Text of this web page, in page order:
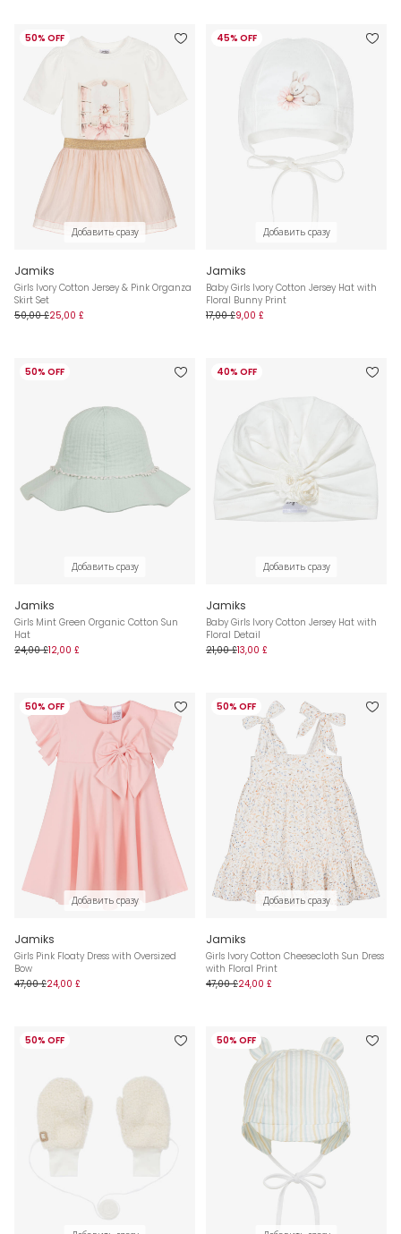
50% OFF
Добавить сразу
Jamiks
Girls Ivory Cotton Jersey & Pink Organza
Skirt Set
50,00 £25,00 £
45% OFF
Добавить сразу
Jamiks
Baby Girls Ivory Cotton Jersey Hat with
Floral Bunny Print
17,00 £9,00 £
50% OFF
Добавить сразу
Jamiks
Girls Mint Green Organic Cotton Sun
Hat
24,00 £12,00 £
40% OFF
Добавить сразу
Jamiks
Baby Girls Ivory Cotton Jersey Hat with
Floral Detail
21,00 £13,00 £
50% OFF
Добавить сразу
Jamiks
Girls Pink Floaty Dress with Oversized
Bow
47,00 £24,00 £
50% OFF
Добавить сразу
Jamiks
Girls Ivory Cotton Cheesecloth Sun Dress
with Floral Print
47,00 £24,00 £
50% OFF 50% OFF